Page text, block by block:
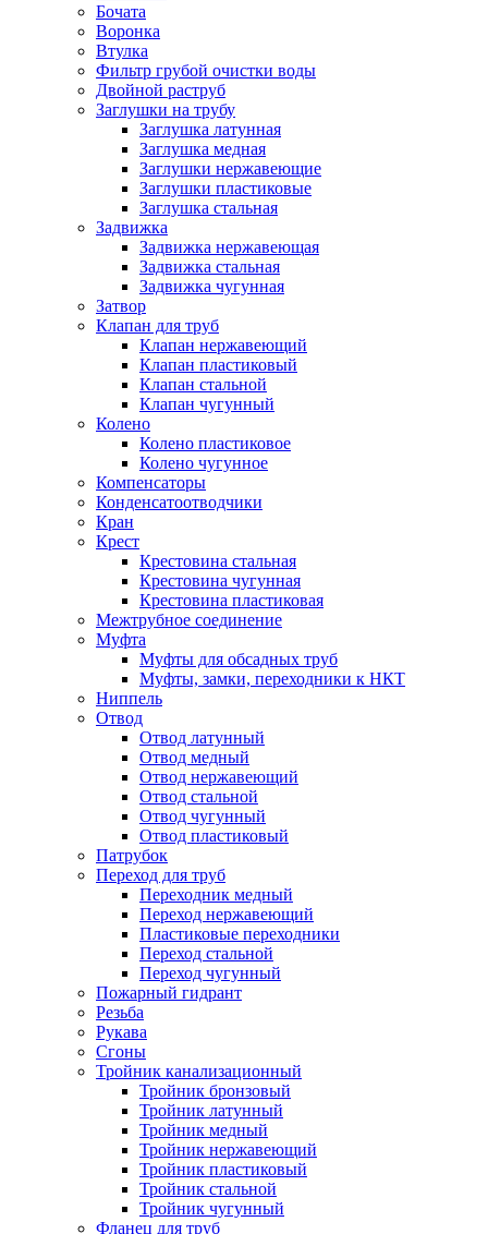
Бочата
Воронка
Втулка
Фильтр грубой очистки воды
Двойной раструб
Заглушки на трубу
Заглушка латунная
Заглушка медная
Заглушки нержавеющие
Заглушки пластиковые
Заглушка стальная
Задвижка
Задвижка нержавеющая
Задвижка стальная
Задвижка чугунная
Затвор
Клапан для труб
Клапан нержавеющий
Клапан пластиковый
Клапан стальной
Клапан чугунный
Колено
Колено пластиковое
Колено чугунное
Компенсаторы
Конденсатоотводчики
Кран
Крест
Крестовина стальная
Крестовина чугунная
Крестовина пластиковая
Межтрубное соединение
Муфта
Муфты для обсадных труб
Муфты, замки, переходники к НКТ
Ниппель
Отвод
Отвод латунный
Отвод медный
Отвод нержавеющий
Отвод стальной
Отвод чугунный
Отвод пластиковый
Патрубок
Переход для труб
Переходник медный
Переход нержавеющий
Пластиковые переходники
Переход стальной
Переход чугунный
Пожарный гидрант
Резьба
Рукава
Сгоны
Тройник канализационный
Тройник бронзовый
Тройник латунный
Тройник медный
Тройник нержавеющий
Тройник пластиковый
Тройник стальной
Тройник чугунный
Фланец для труб